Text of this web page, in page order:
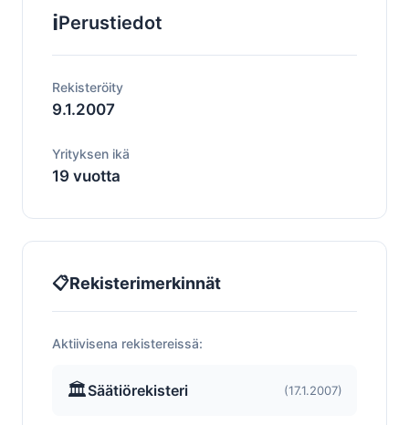
ℹ️Perustiedot
Rekisteröity
9.1.2007
Yrityksen ikä
19 vuotta
📋Rekisterimerkinnät
Aktiivisena rekistereissä:
🏛️Säätiörekisteri (17.1.2007)